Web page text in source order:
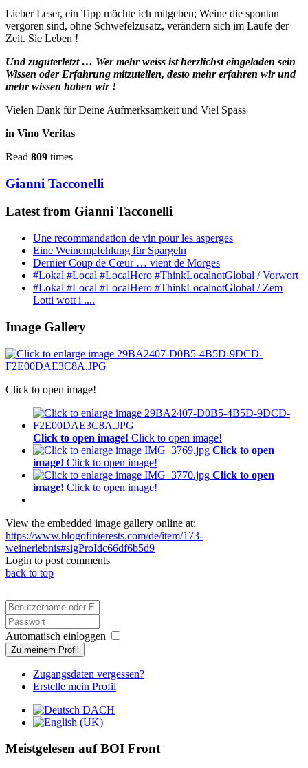
Lieber Leser, ein Tipp möchte ich mitgeben; Weine die spontan
vergoren sind, ohne Schwefelzusatz, verändern sich im Laufe der
Zeit. Sie Leben !
Und zuguterletzt … Wer mehr weiss ist herzlichst eingeladen sein
Wissen oder Erfahrung mitzuteilen, desto mehr erfahren wir und
mehr wissen haben wir !
Vielen Dank für Deine Aufmerksamkeit und Viel Spass
in Vino Veritas
Read 809 times
Gianni Tacconelli
Latest from Gianni Tacconelli
Une recommandation de vin pour les asperges
Eine Weinempfehlung für Spargeln
Dernier Coup de Cœur … vient de Morges
#Lokal #Local #LocalHero #ThinkLocalnotGlobal / Vorwort
#Lokal #Local #LocalHero #ThinkLocalnotGlobal / Zem
Lotti wott i ....
Image Gallery
Click to open image!
Click to open image! Click to open image!
Click to open
image! Click to open image!
Click to open
image! Click to open image!
View the embedded image gallery online at:
https://www.blogofinterests.com/de/item/173-
weinerlebnis#sigProIdc66df6b5d9
Login to post comments
back to top
Automatisch einloggen
Zu meinem Profil
Zugangsdaten vergessen?
Erstelle mein Profil
Meistgelesen auf BOI Front